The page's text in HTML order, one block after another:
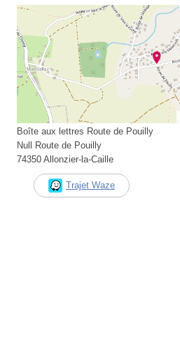
Boîte aux lettres Route de Pouilly
Null Route de Pouilly
74350 Allonzier-la-Caille
Trajet Waze